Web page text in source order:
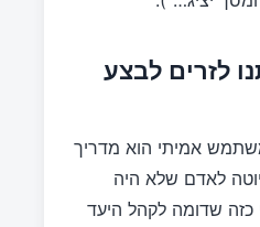
לזרים לבצע
אמיתי הוא מדריך
לאדם שלא היה
שדומה לקהל היעד